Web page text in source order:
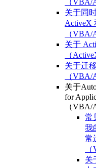
（VBA/
关于同
ActiveX
（VBA/
关于
（
关于迁
（VBA/
关于
for
（VBA/
常
我
常
关